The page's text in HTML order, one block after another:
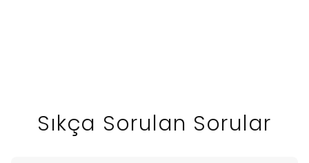
Sıkça Sorulan Sorular